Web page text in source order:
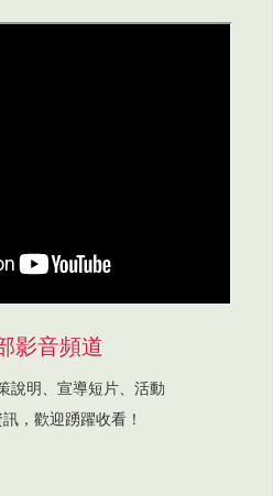
影音頻道
說明、宣導短片、活動
，歡迎踴躍收看！